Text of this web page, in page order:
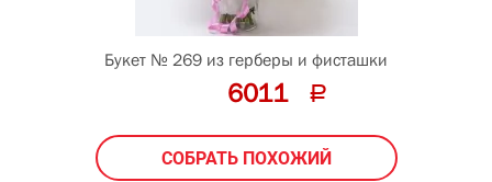
Букет № 269 из герберы и фисташки
6011
СОБРАТЬ ПОХОЖИЙ